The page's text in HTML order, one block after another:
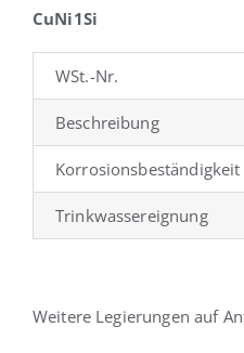
CuNi1Si
WSt.-Nr.
Beschreibung
Korrosionsbeständigkeit
Trinkwassereignung
Weitere Legierungen auf